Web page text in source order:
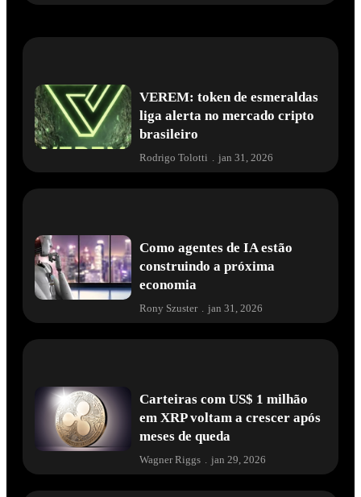
VEREM: token de esmeraldas
liga alerta no mercado cripto
brasileiro
Rodrigo Tolotti jan 31, 2026
Como agentes de IA estão
construindo a próxima
economia
Rony Szuster . jan 31, 2026
Carteiras com US$ 1 milhão
em XRP voltam a crescer após
meses de queda
Wagner Riggs jan 29, 2026